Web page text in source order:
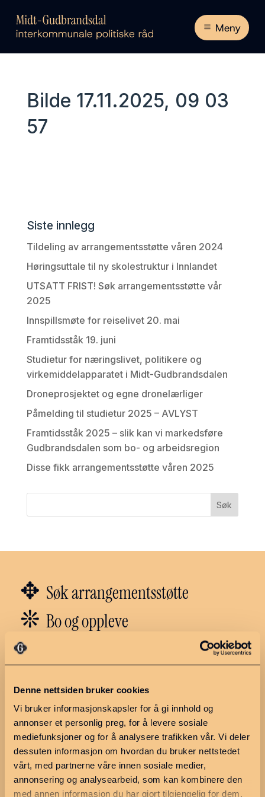
Denne nettsiden bruker cookies
Vi bruker informasjonskapsler for å gi innhold og
annonser et personlig preg, for å levere sosiale
mediefunksjoner og for å analysere trafikken vår. Vi deler
dessuten informasjon om hvordan du bruker nettstedet
vårt, med partnerne våre innen sosiale medier,
annonsering og analysearbeid, som kan kombinere den
med annen informasjon du har gjort tilgjengelig for dem,
Meny
Bilde 17.11.2025, 09 03
57
Siste innlegg
Tildeling av arrangementsstøtte våren 2024
Høringsuttale til ny skolestruktur i Innlandet
UTSATT FRIST! Søk arrangementsstøtte vår
2025
Innspillsmøte for reiselivet 20. mai
Framtidsståk 19. juni
Studietur for næringslivet, politikere og
virkemiddelapparatet i Midt-Gudbrandsdalen
Droneprosjektet og egne dronelærliger
Påmelding til studietur 2025 – AVLYST
Framtidsståk 2025 – slik kan vi markedsføre
Gudbrandsdalen som bo- og arbeidsregion
Disse fikk arrangementsstøtte våren 2025
✥ Søk arrangementsstøtte
❊ Bo og oppleve
❇︎
Utforsk regionen
Hva skjer?
Ledige stillinger
Finn en næringsutvikler
Ressurser
Møteplan 2026
Møter og
saksdokumenter